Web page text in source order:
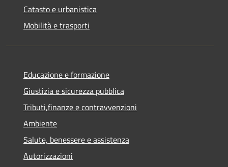
Catasto e urbanistica
Mobilità e trasporti
Educazione e formazione
Giustizia e sicurezza pubblica
Tributi,finanze e contravvenzioni
Ambiente
Salute, benessere e assistenza
Autorizzazioni